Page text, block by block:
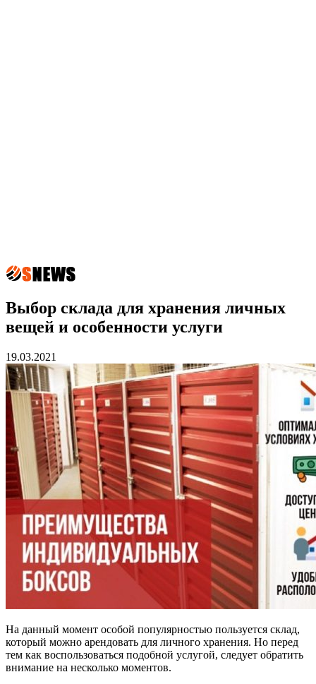
Выбор склада для хранения личных
вещей и особенности услуги
19.03.2021
На данный момент особой популярностью пользуется склад,
который можно арендовать для личного хранения. Но перед
тем как воспользоваться подобной услугой, следует обратить
внимание на несколько моментов.